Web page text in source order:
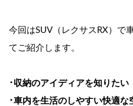
今回はSUV（レクサスRX）で
てご紹介します。
･収納のアイディアを知りたい
･車内を生活のしやすい快適な